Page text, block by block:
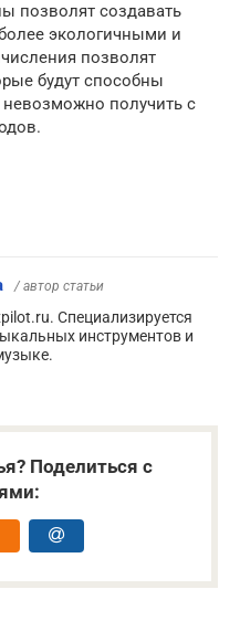
позволят создавать
экологичными и
позволят
будут способны
невозможно получить с
/ автор статьи
Специализируется
инструментов и
Поделиться с